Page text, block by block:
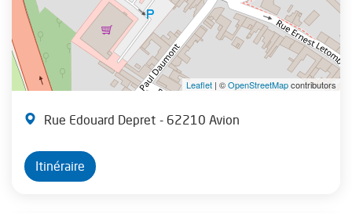
Leaflet | ©OpenStreetMapcontributors
Rue Edouard Depret - 62210 Avion
Itinéraire